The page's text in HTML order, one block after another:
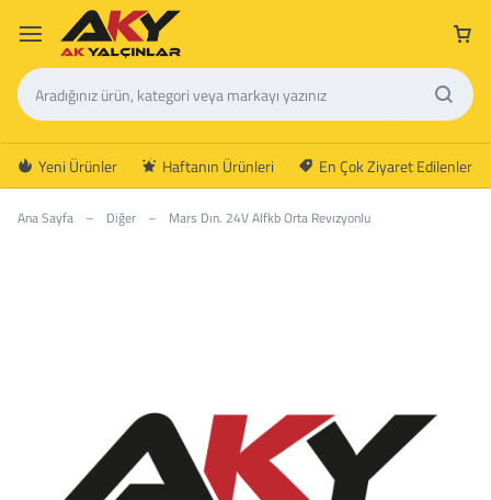
Yeni Ürünler Haftanın Ürünleri En Çok Ziyaret Edilenler
Ana Sayfa – Diğer – Mars Dın. 24V Alfkb Orta Revızyonlu